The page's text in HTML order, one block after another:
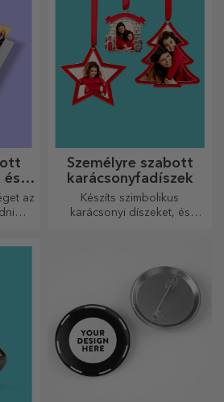
és
az
Személyre szabott
karácsonyfadíszek
Készíts szimbolikus
karácsonyi díszeket, és